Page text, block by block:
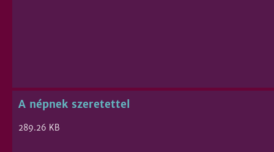
A népnek szeretettel
289.26 KB